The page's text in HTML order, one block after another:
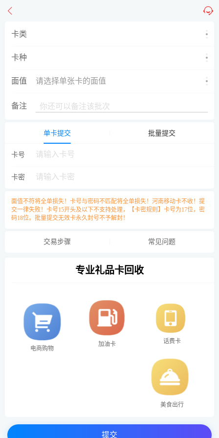
卡类
卡种
面值 请选择单张卡的面值
备注
单卡提交 批量提交
卡号
卡密
面值不符将全单损失！卡号与密码不匹配将全单损失！河南移动卡不收！提
交一律失败！卡号15开头及以下不支持处理，【卡密规则】卡号为17位，密
码18位。批量提交无效卡永久封号不予解封！
交易步骤 常见问题
提交
专业礼品卡回收
电商购物
加油卡 话费卡
美食出行